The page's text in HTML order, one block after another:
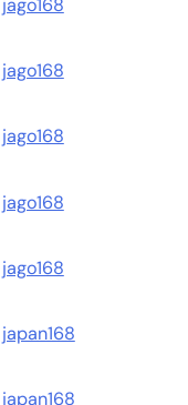
jago168
jago168
jago168
jago168
jago168
japan168
japan168